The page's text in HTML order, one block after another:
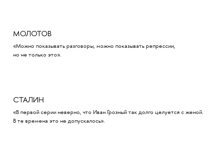
МОЛОТОВ
«Можно показывать разговоры, можно показывать репрессии,
но не только это».
СТАЛИН
«В первой серии неверно, что Иван Грозный так долго целуется с женой.
В те времена это не допускалось».